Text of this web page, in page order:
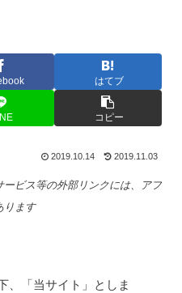
はてブ
コピー
2019.10.14 2019.11.03
ビス等の外部リンクには、アフ
ります
、「当サイト」としま